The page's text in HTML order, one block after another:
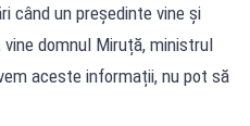
când un președinte vine și
domnul Miruță, ministrul
aceste informații, nu pot să